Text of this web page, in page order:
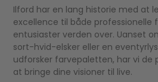
Ilford har en lang historie med at
excellence til både professionelle
entusiaster verden over. Uanset
sort-hvid-elsker eller en
udforsker farvepaletten, har vi de
at bringe dine visioner til live.